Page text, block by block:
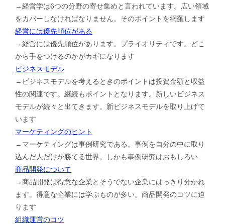
→経営学は6つの分野の寄せ集めと言われています。広い領域
をカバーしなければなりません。そのポイントを網羅します
経営には優先順位がある
→経営には優先順位があります。プライオリティです。どこ
から手をつけるのかがカギになります
ビジネスモデル
→ビジネスモデルを考えるときのポイントは投資金額と収益
性の関連です。継続もポイントとなります。新しいビジネス
モデルが続々と出てきます。新ビジネスモデルを取り上げて
います
マーケティングのヒント
→マーケティングは事例研究である。事例を自分の中に取り
込んだ人だけが勝てる世界。しかも事例研究はおもしろい
商品開発について
→商品開発は得意な企業とそうでない企業にはっきり分かれ
ます。得意な企業には学ぶものが多い。商品開発のコツに迫
ります
組織運営のコツ